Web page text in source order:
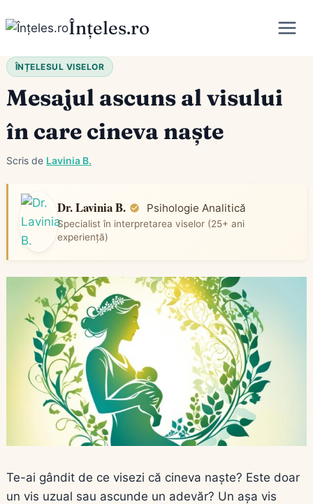
to
Înțeles.ro
ÎNȚELESUL VISELOR
Mesajul ascuns al visului
în care cineva naște
Scris de Lavinia B.
Dr. Lavinia B. Psihologie Analitică
Specialist în interpretarea viselor (25+ ani
experiență)
Te-ai gândit de ce visezi că cineva naște? Este doar
un vis uzual sau ascunde un adevăr? Un așa vis